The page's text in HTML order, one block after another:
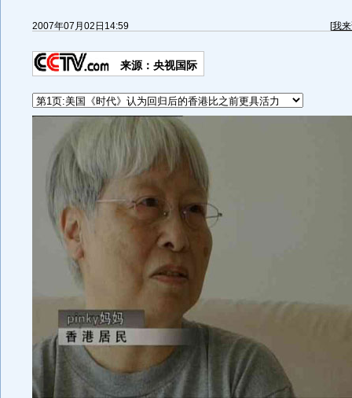
2007年07月02日14:59 [我
来源：央视国际